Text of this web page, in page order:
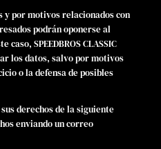
y por motivos relacionados con
podrán oponerse al
SPEEDBROS CLASSIC
los datos, salvo por motivos
o la defensa de posibles
derechos de la siguiente
enviando un correo